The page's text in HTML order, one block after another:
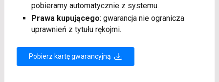
pobieramy automatycznie z systemu.
Prawa kupującego: gwarancja nie ogranicza
uprawnień z tytułu rękojmi.
Pobierz kartę gwarancyjną